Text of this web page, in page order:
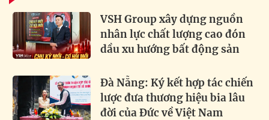
VSH Group xây dựng nguồn
nhân lực chất lượng cao đón
dầu xu hướng bất động sản
Đà Nẵng: Ký kết hợp tác chiến
lược đưa thương hiệu bia lâu
đời của Đức về Việt Nam